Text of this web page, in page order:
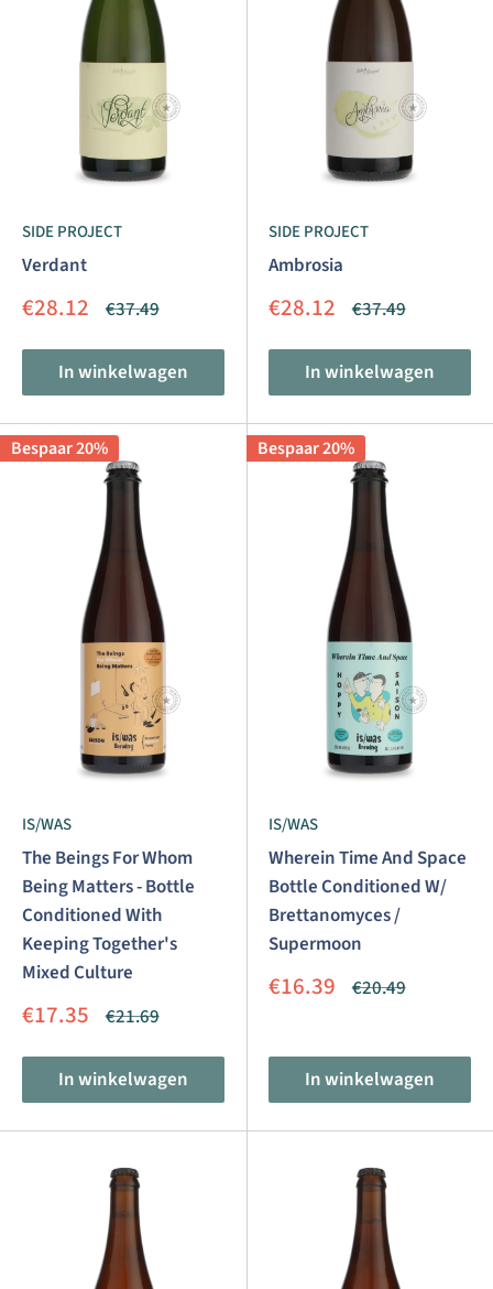
SIDE PROJECT
Verdant
Aanbiedingsprijs
€28.12 Normale
€37.49
In winkelwagen
SIDE PROJECT
Ambrosia
Aanbiedingsprijs
€28.12 Normale
€37.49
In winkelwagen
Bespaar 20%
IS/WAS
The Beings For Whom
Being Matters - Bottle
Conditioned With
Keeping Together's
Mixed Culture
Aanbiedingsprijs
€17.35 Normale
€21.69
In winkelwagen
Bespaar 20%
IS/WAS
Wherein Time And Space
Bottle Conditioned W/
Brettanomyces /
Supermoon
Aanbiedingsprijs
€16.39 Normale
€20.49
In winkelwagen